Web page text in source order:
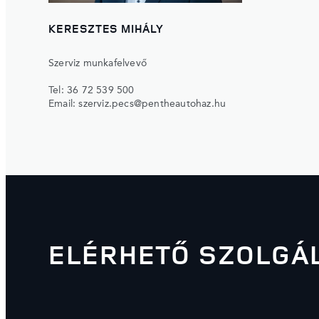
KERESZTES MIHÁLY
Szerviz munkafelvevő
Tel: 36 72 539 500
Email:szerviz.pecs@pentheautohaz.hu
ELÉRHETŐ